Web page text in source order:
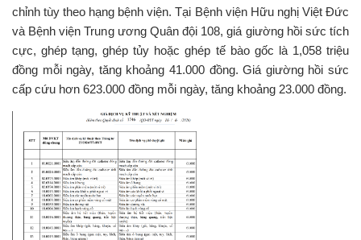
chỉnh tùy theo hạng bệnh viện. Tại Bệnh viện Hữu nghị Việt Đức
và Bệnh viện Trung ương Quân đội 108, giá giường hồi sức tích
cực, ghép tạng, ghép tủy hoặc ghép tế bào gốc là 1,058 triệu
đồng mỗi ngày, tăng khoảng 41.000 đồng. Giá giường hồi sức
cấp cứu hơn 623.000 đồng mỗi ngày, tăng khoảng 23.000 đồng.